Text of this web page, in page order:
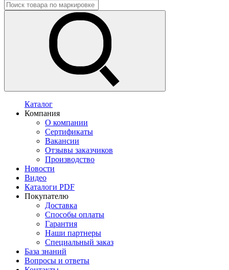
Каталог
Компания
О компании
Сертификаты
Вакансии
Отзывы заказчиков
Производство
Новости
Видео
Каталоги PDF
Покупателю
Доставка
Способы оплаты
Гарантия
Наши партнеры
Специальный заказ
База знаний
Вопросы и ответы